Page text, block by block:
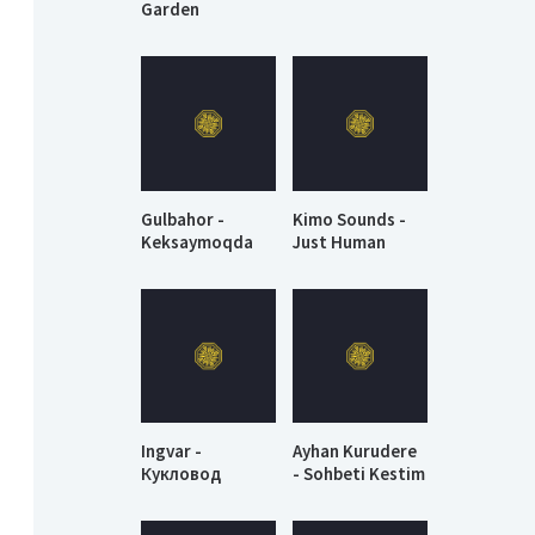
Garden
Gulbahor -
Keksaymoqda
Kimo Sounds -
Just Human
Ingvar -
Кукловод
Ayhan Kurudere
- Sohbeti Kestim